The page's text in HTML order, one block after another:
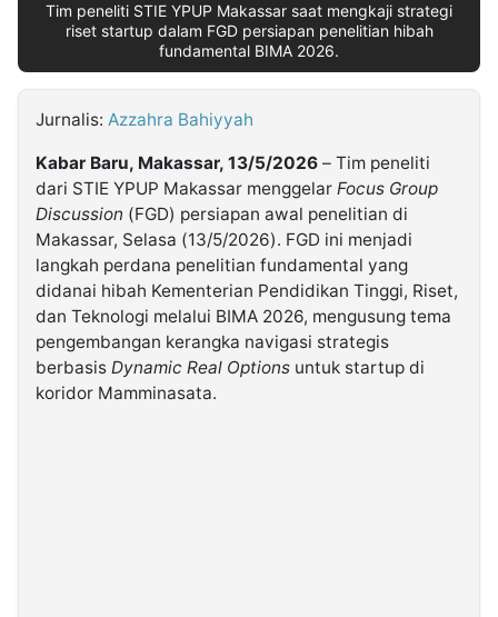
Kabarbaru.co
2026
Kabarbaru
Media
Holding
Tim peneliti STIE YPUP Makassar saat mengkaji strategi
riset startup dalam FGD persiapan penelitian hibah
fundamental BIMA 2026.
Jurnalis: Azzahra Bahiyyah
Kabar Baru, Makassar, 13/5/2026 – Tim peneliti
dari STIE YPUP Makassar menggelar Focus Group
Discussion (FGD) persiapan awal penelitian di
Makassar, Selasa (13/5/2026). FGD ini menjadi
langkah perdana penelitian fundamental yang
didanai hibah Kementerian Pendidikan Tinggi, Riset,
dan Teknologi melalui BIMA 2026, mengusung tema
pengembangan kerangka navigasi strategis
berbasis Dynamic Real Options untuk startup di
koridor Mamminasata.